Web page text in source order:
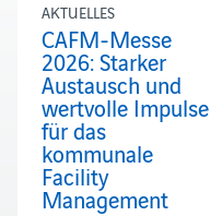
AKTUELLES
CAFM-Messe
2026: Starker
Austausch und
wertvolle Impulse
für das
kommunale
Facility
Management